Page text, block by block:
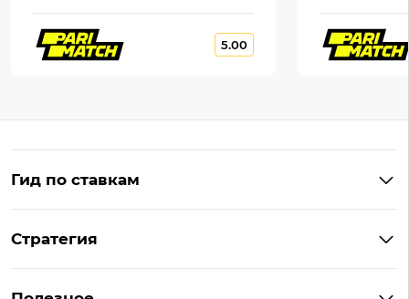
5.00
Гид по ставкам
Что значит «чет» и «нечет»
Стратегия